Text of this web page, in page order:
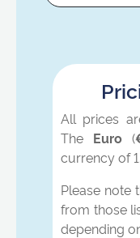
All prices
The Euro(
currency of
Please note
from those
depending